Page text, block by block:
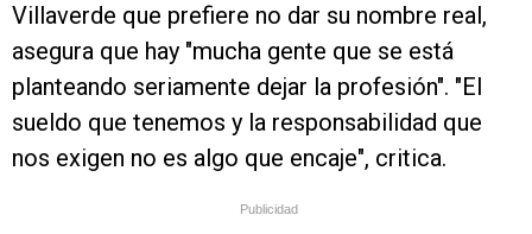
Villaverde que prefiere no dar su nombre real,
asegura que hay "mucha gente que se está
planteando seriamente dejar la profesión". "El
sueldo que tenemos y la responsabilidad que
nos exigen no es algo que encaje", critica.
Publicidad